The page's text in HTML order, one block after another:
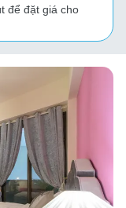
để đặt giá cho